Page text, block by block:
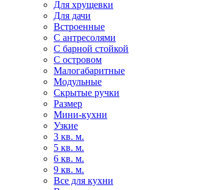
Для хрущевки
Для дачи
Встроенные
С антресолями
С барной стойкой
С островом
Малогабаритные
Модульные
Скрытые ручки
Размер
Мини-кухни
Узкие
3 кв. м.
5 кв. м.
6 кв. м.
9 кв. м.
Все для кухни